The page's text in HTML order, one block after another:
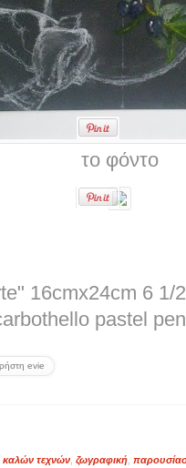
το φόντο
16cmx24cm 6 1/
pastel
evie
καλών τεχνών ζωγραφική